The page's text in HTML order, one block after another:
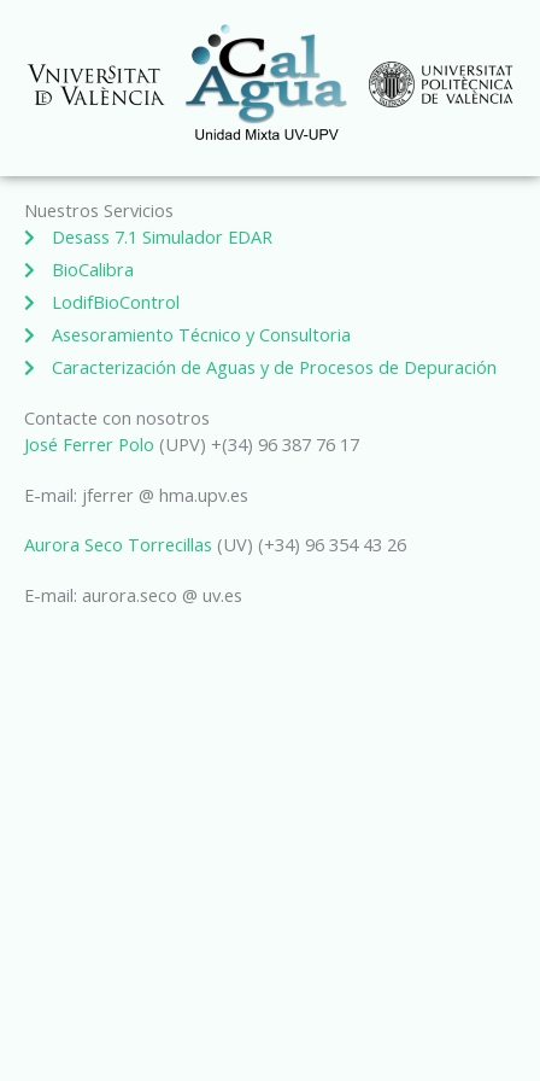
contenido
Nuestros Servicios
Desass 7.1 Simulador EDAR
BioCalibra
LodifBioControl
Asesoramiento Técnico y Consultoria
Caracterización de Aguas y de Procesos de Depuración
Contacte con nosotros
José Ferrer Polo (UPV) +(34) 96 387 76 17
E-mail: jferrer @ hma.upv.es
Aurora Seco Torrecillas (UV) (+34) 96 354 43 26
E-mail: aurora.seco @ uv.es